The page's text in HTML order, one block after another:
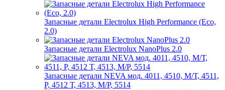
Запасные детали Electrolux High Performance (Eco,
2.0)
Запасные детали Electrolux NanoPlus 2.0
Запасные детали NEVA мод. 4011, 4510, М/Т, 4511,
P, 4512 Т, 4513, М/Р, 5514